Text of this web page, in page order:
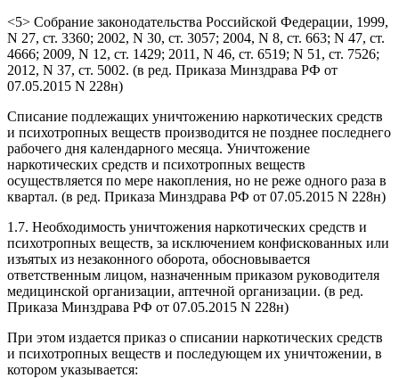
<5> Собрание законодательства Российской Федерации, 1999,
N 27, ст. 3360; 2002, N 30, ст. 3057; 2004, N 8, ст. 663; N 47, ст.
4666; 2009, N 12, ст. 1429; 2011, N 46, ст. 6519; N 51, ст. 7526;
2012, N 37, ст. 5002. (в ред. Приказа Минздрава РФ от
07.05.2015 N 228н)
Списание подлежащих уничтожению наркотических средств
и психотропных веществ производится не позднее последнего
рабочего дня календарного месяца. Уничтожение
наркотических средств и психотропных веществ
осуществляется по мере накопления, но не реже одного раза в
квартал. (в ред. Приказа Минздрава РФ от 07.05.2015 N 228н)
1.7. Необходимость уничтожения наркотических средств и
психотропных веществ, за исключением конфискованных или
изъятых из незаконного оборота, обосновывается
ответственным лицом, назначенным приказом руководителя
медицинской организации, аптечной организации. (в ред.
Приказа Минздрава РФ от 07.05.2015 N 228н)
При этом издается приказ о списании наркотических средств
и психотропных веществ и последующем их уничтожении, в
котором указывается: